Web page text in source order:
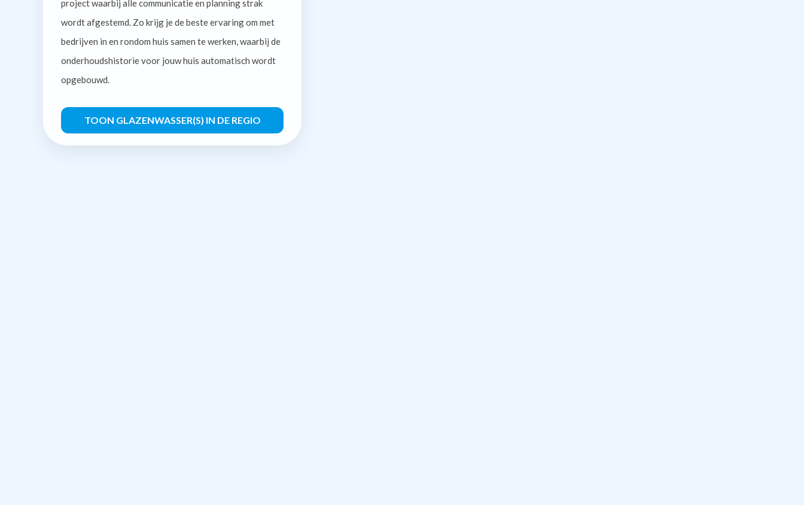
project waarbij alle communicatie en planning strak
wordt afgestemd. Zo krijg je de beste ervaring om met
bedrijven in en rondom huis samen te werken, waarbij de
onderhoudshistorie voor jouw huis automatisch wordt
opgebouwd.
TOON GLAZENWASSER(S) IN DE REGIO